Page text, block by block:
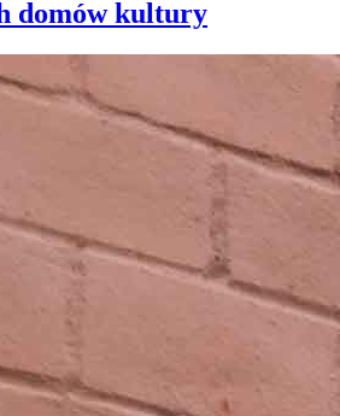
domów kultury